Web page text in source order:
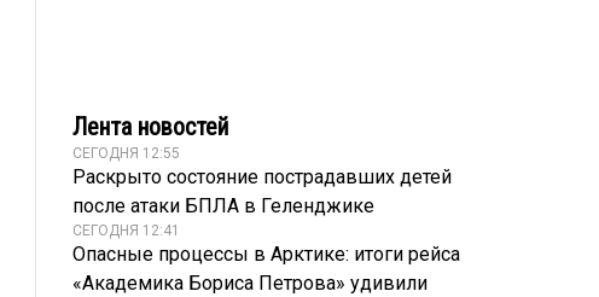
Лента новостей
СЕГОДНЯ 12:55
Раскрыто состояние пострадавших детей
после атаки БПЛА в Геленджике
СЕГОДНЯ 12:41
Опасные процессы в Арктике: итоги рейса
«Академика Бориса Петрова» удивили